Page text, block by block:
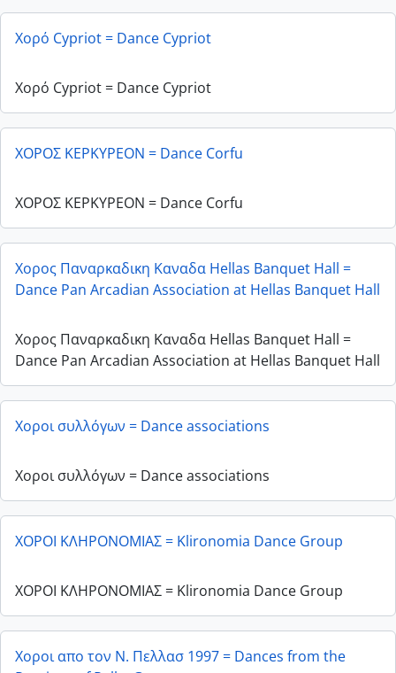
Χορό Cypriot = Dance Cypriot
Χορό Cypriot = Dance Cypriot
ΧΟΡΟΣ ΚΕΡΚΥΡΕΟΝ = Dance Corfu
ΧΟΡΟΣ ΚΕΡΚΥΡΕΟΝ = Dance Corfu
Χορος Παναρκαδικη Καναδα Hellas Banquet Hall =
Dance Pan Arcadian Association at Hellas Banquet Hall
Χορος Παναρκαδικη Καναδα Hellas Banquet Hall =
Dance Pan Arcadian Association at Hellas Banquet Hall
Χοροι συλλόγων = Dance associations
Χοροι συλλόγων = Dance associations
ΧΟΡΟΙ ΚΛΗΡΟΝΟΜΙΑΣ = Klironomia Dance Group
ΧΟΡΟΙ ΚΛΗΡΟΝΟΜΙΑΣ = Klironomia Dance Group
Χοροι απο τον Ν. Πελλασ 1997 = Dances from the